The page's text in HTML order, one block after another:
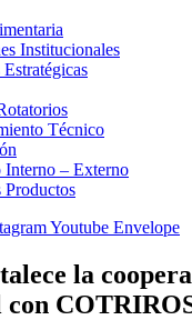
Institucionales
Técnico
Interno – Externo
Productos
Youtube Envelope
la